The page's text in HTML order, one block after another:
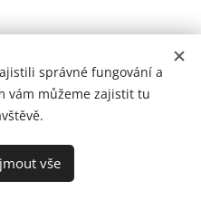
správné fungování a
vám můžeme zajistit tu
vše